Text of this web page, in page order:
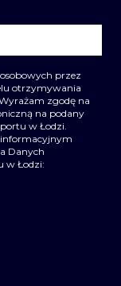
przez
otrzymywania
zgodę na
na podany
w Łodzi.
Danych
w Łodzi: